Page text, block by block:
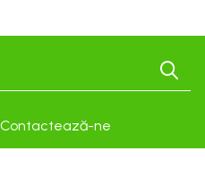
Contactează-ne